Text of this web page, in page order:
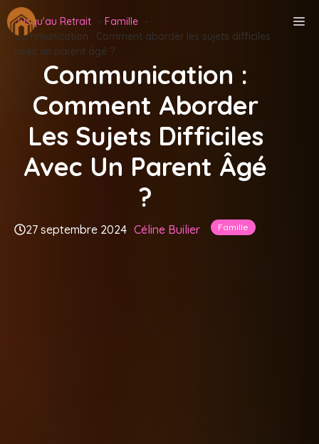
Aller
au
contenu
Jusqu'au Retrait
Famille
Communication : Comment aborder les sujets difficiles
avec un parent âgé ?
Communication :
Comment Aborder
Les Sujets Difficiles
Avec Un Parent Âgé
?
27 septembre 2024 Céline Builier Famille